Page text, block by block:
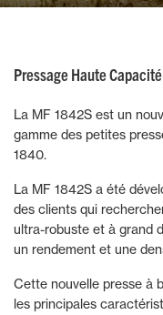
Pressage Haute Capacité
La MF 1842S est un
gamme des petites
1840.
La MF 1842S a été
des clients qui
ultra-robuste et à grand
un rendement et une
Cette nouvelle presse à
les principales